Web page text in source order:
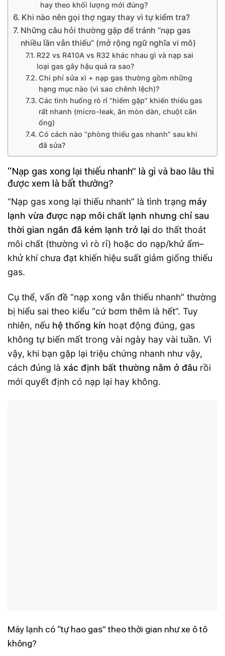
hay theo khối lượng mới đúng?
Khi nào nên gọi thợ ngay thay vì tự kiểm tra?
Những câu hỏi thường gặp để tránh “nạp gas
nhiều lần vẫn thiếu” (mở rộng ngữ nghĩa vi mô)
R22 vs R410A vs R32 khác nhau gì và nạp sai
loại gas gây hậu quả ra sao?
Chi phí sửa xì + nạp gas thường gồm những
hạng mục nào (vì sao chênh lệch)?
Các tình huống rò rỉ “hiếm gặp” khiến thiếu gas
rất nhanh (micro-leak, ăn mòn dàn, chuột cắn
ống)
Có cách nào “phòng thiếu gas nhanh” sau khi
đã sửa?
“Nạp gas xong lại thiếu nhanh” là gì và bao lâu thì
được xem là bất thường?
“Nạp gas xong lại thiếu nhanh” là tình trạng máy
lạnh vừa được nạp môi chất lạnh nhưng chỉ sau
thời gian ngắn đã kém lạnh trở lại do thất thoát
môi chất (thường vì rò rỉ) hoặc do nạp/khử ẩm–
khử khí chưa đạt khiến hiệu suất giảm giống thiếu
gas.
Cụ thể, vấn đề “nạp xong vẫn thiếu nhanh” thường
bị hiểu sai theo kiểu “cứ bơm thêm là hết”. Tuy
nhiên, nếu hệ thống kín hoạt động đúng, gas
không tự biến mất trong vài ngày hay vài tuần. Vì
vậy, khi bạn gặp lại triệu chứng nhanh như vậy,
cách đúng là xác định bất thường nằm ở đâu rồi
mới quyết định có nạp lại hay không.
Máy lạnh có “tự hao gas” theo thời gian như xe ô tô
không?